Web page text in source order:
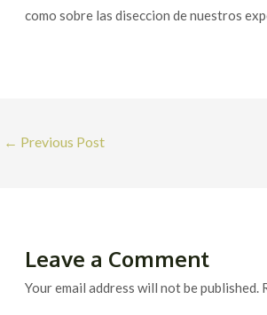
como sobre las diseccion de nuestros
Post
← Previous Post
Leave a Comment
Your email address will not be published.